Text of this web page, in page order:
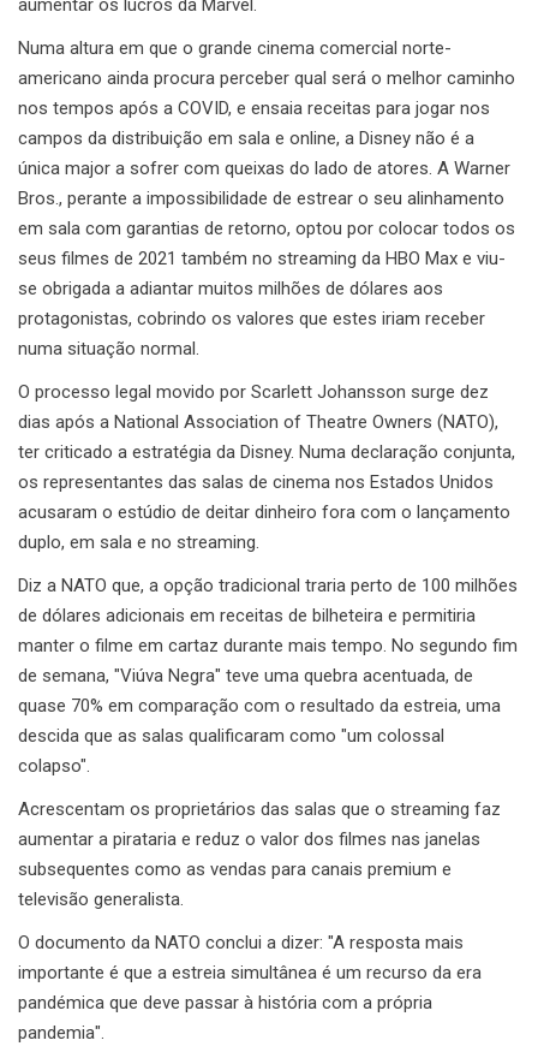
aumentar os lucros da Marvel.
Numa altura em que o grande cinema comercial norte-
americano ainda procura perceber qual será o melhor caminho
nos tempos após a COVID, e ensaia receitas para jogar nos
campos da distribuição em sala e online, a Disney não é a
única major a sofrer com queixas do lado de atores. A Warner
Bros., perante a impossibilidade de estrear o seu alinhamento
em sala com garantias de retorno, optou por colocar todos os
seus filmes de 2021 também no streaming da HBO Max e viu-
se obrigada a adiantar muitos milhões de dólares aos
protagonistas, cobrindo os valores que estes iriam receber
numa situação normal.
O processo legal movido por Scarlett Johansson surge dez
dias após a National Association of Theatre Owners (NATO),
ter criticado a estratégia da Disney. Numa declaração conjunta,
os representantes das salas de cinema nos Estados Unidos
acusaram o estúdio de deitar dinheiro fora com o lançamento
duplo, em sala e no streaming.
Diz a NATO que, a opção tradicional traria perto de 100 milhões
de dólares adicionais em receitas de bilheteira e permitiria
manter o filme em cartaz durante mais tempo. No segundo fim
de semana, "Viúva Negra" teve uma quebra acentuada, de
quase 70% em comparação com o resultado da estreia, uma
descida que as salas qualificaram como "um colossal
colapso".
Acrescentam os proprietários das salas que o streaming faz
aumentar a pirataria e reduz o valor dos filmes nas janelas
subsequentes como as vendas para canais premium e
televisão generalista.
O documento da NATO conclui a dizer: "A resposta mais
importante é que a estreia simultânea é um recurso da era
pandémica que deve passar à história com a própria
pandemia".